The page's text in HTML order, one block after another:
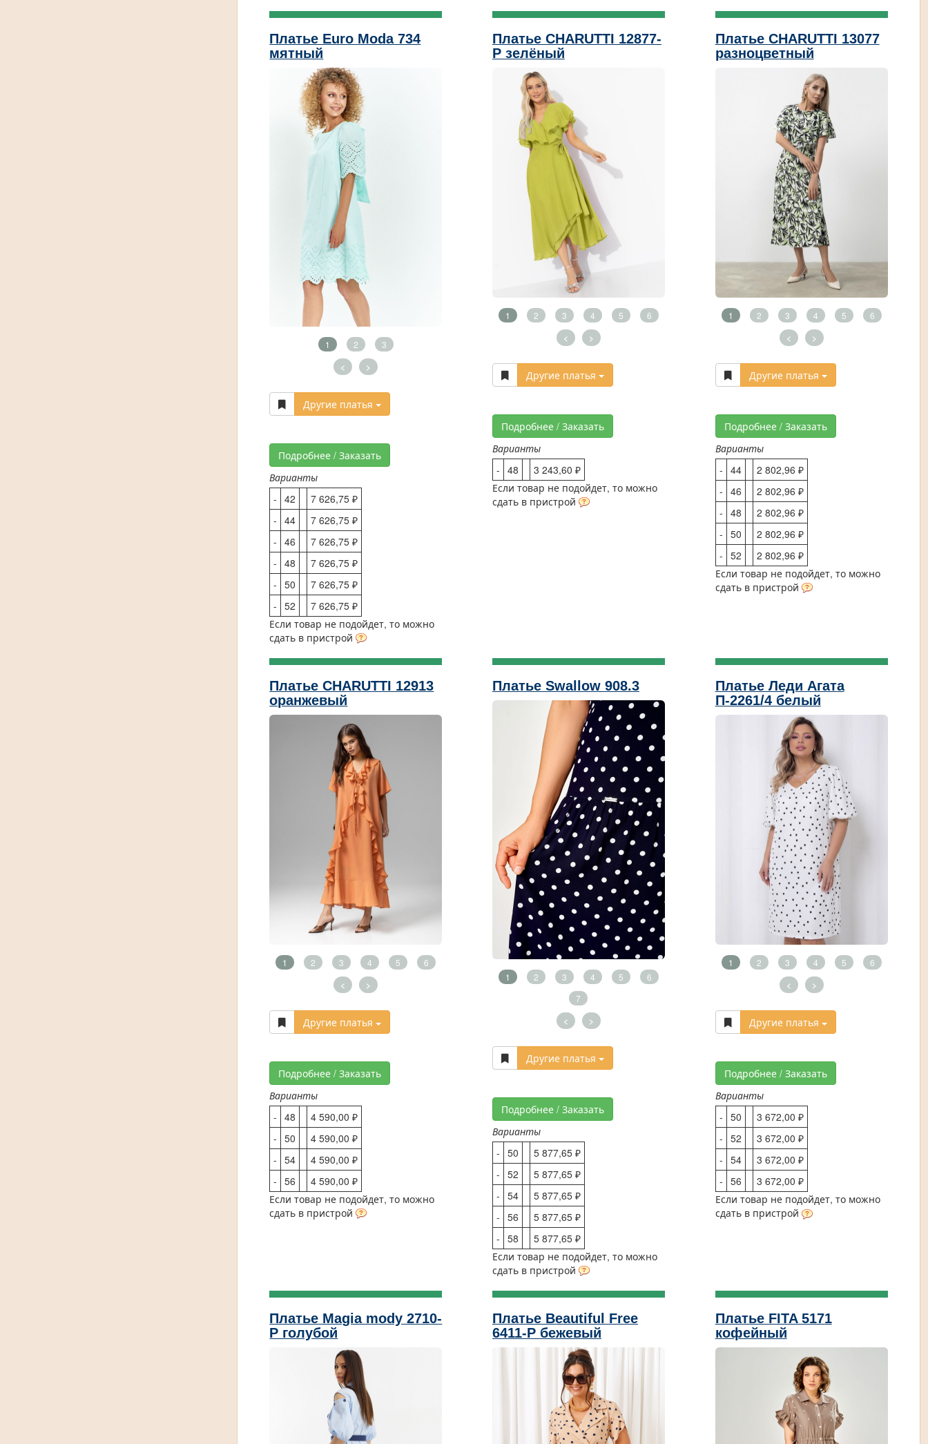
Платье Euro Moda 734
мятный
1 2 3
< >
Другие платья
Подробнее / Заказать
Варианты
-
42
7 626,75 ₽
-
44
7 626,75 ₽
-
46
7 626,75 ₽
-
48
7 626,75 ₽
-
50
7 626,75 ₽
-
52
7 626,75 ₽
Если товар не подойдет, то можно
сдать в пристрой
Платье CHARUTTI 12877-
Р зелёный
1 2 3 4 5 6
< >
Другие платья
Подробнее / Заказать
Варианты
- 48
3 243,60 ₽
Если товар не подойдет, то можно
сдать в пристрой
Платье CHARUTTI 13077
разноцветный
1 2 3 4 5 6
< >
Другие платья
Подробнее / Заказать
Варианты
- 44
2 802,96 ₽
- 46
2 802,96 ₽
- 48
2 802,96 ₽
- 50
2 802,96 ₽
- 52
2 802,96 ₽
Если товар не подойдет, то можно
сдать в пристрой
Платье CHARUTTI 12913
оранжевый
1 2 3 4 5 6
< >
Другие платья
Подробнее / Заказать
Варианты
-
48
4 590,00 ₽
-
50
4 590,00 ₽
-
54
4 590,00 ₽
-
56
4 590,00 ₽
Если товар не подойдет, то можно
сдать в пристрой
Платье Swallow 908.3
1 2 3 4 5
6
7
< >
Другие платья
Подробнее / Заказать
Варианты
- 50
5 877,65 ₽
- 52
5 877,65 ₽
- 54
5 877,65 ₽
- 56
5 877,65 ₽
- 58
5 877,65 ₽
Если товар не подойдет, то можно
сдать в пристрой
Платье Леди Агата
П-2261/4 белый
1 2 3 4 5 6
< >
Другие платья
Подробнее / Заказать
Варианты
- 50
3 672,00 ₽
- 52
3 672,00 ₽
- 54
3 672,00 ₽
- 56
3 672,00 ₽
Если товар не подойдет, то можно
сдать в пристрой
Платье Magia mody 2710-
Р голубой
Платье Beautiful Free
6411-Р бежевый
Платье FITA 5171
кофейный